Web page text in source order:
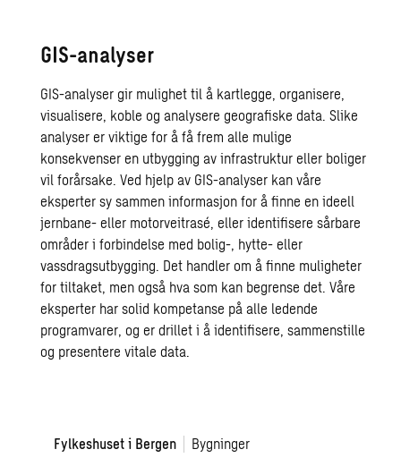
GIS-analyser
GIS-analyser gir mulighet til å kartlegge, organisere,
visualisere, koble og analysere geografiske data. Slike
analyser er viktige for å få frem alle mulige
konsekvenser en utbygging av infrastruktur eller boliger
vil forårsake. Ved hjelp av GIS-analyser kan våre
eksperter sy sammen informasjon for å finne en ideell
jernbane- eller motorveitrasé, eller identifisere sårbare
områder i forbindelse med bolig-, hytte- eller
vassdragsutbygging. Det handler om å finne muligheter
for tiltaket, men også hva som kan begrense det. Våre
eksperter har solid kompetanse på alle ledende
programvarer, og er drillet i å identifisere, sammenstille
og presentere vitale data.
Fylkeshuset i Bergen Bygninger
Fylkeshuset